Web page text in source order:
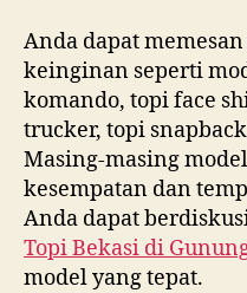
Anda dapat
keinginan seperti
komando, topi face
trucker, topi
Masing-masing
kesempatan dan
Anda dapat
Topi Bekasi di
model yang tepat.